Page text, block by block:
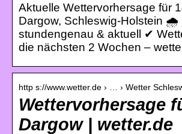
Aktuelle Wettervorhersage für
Dargow, Schleswig-Holstein 🌧️
stundengenau & aktuell ✔
die nächsten 2 Wochen –
http s://www.wetter.de › … › Wetter
Wettervorhersage
Dargow | wetter.de